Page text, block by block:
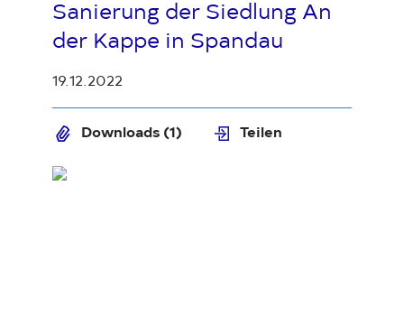
Fakten & Positionen
Sanierung der Siedlung An
der Kappe in Spandau
19.12.2022
Downloads (1) Teilen
Loading...